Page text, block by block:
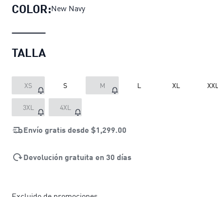
COLOR:New Navy
TALLA
XS S M L XL
3XL 4XL
Envío gratis desde $1,299.00
Devolución gratuita en 30 días